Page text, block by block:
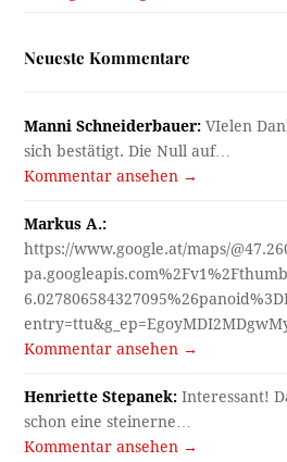
Neueste Kommentare
Manni Schneiderbauer: VIelen
sich bestätigt. Die Null auf…
Kommentar ansehen →
Markus A.:
https://www.google.at/maps/
Kommentar ansehen →
Henriette Stepanek: Interessant!
schon eine steinerne…
Kommentar ansehen →